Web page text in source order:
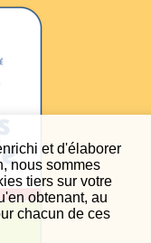
et d'élaborer
nous sommes
tiers sur votre
obtenant, au
chacun de ces